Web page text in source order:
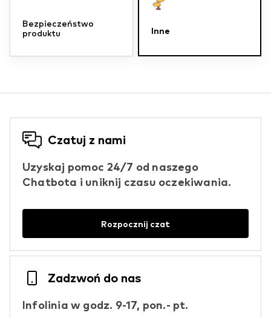
Bezpieczeństwo
produktu
Inne
Czatuj z nami
Uzyskaj pomoc 24/7 od naszego
Chatbota i uniknij czasu oczekiwania.
Rozpocznij czat
Zadzwoń do nas
Infolinia w godz. 9-17, pon.- pt.